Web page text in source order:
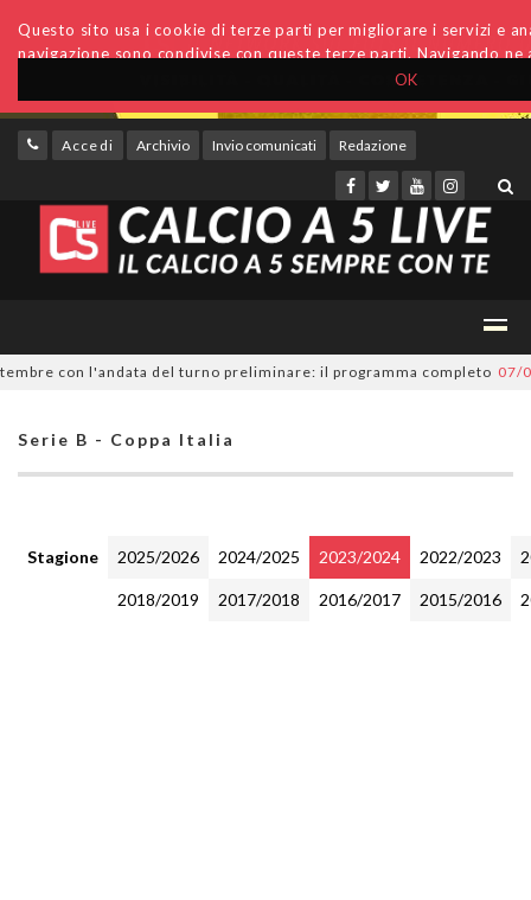
OK
Questo sito usa i cookie di terze parti per migliorare i servizi e
navigazione sono condivise con queste terze parti. Navigando
Accedi Archivio Invio comunicati Redazione
con l'andata del turno preliminare: il programma completo 07/08/
Serie B - Coppa Italia
Stagione 2025/2026 2024/2025 2023/2024 2022/2023
2018/2019 2017/2018 2016/2017 2015/2016